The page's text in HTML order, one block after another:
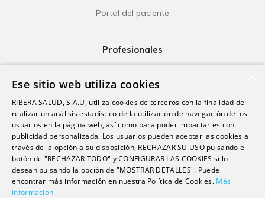
Portal del paciente
Profesionales
Investigación
Formación
Escuela universitaria
Trabaja con nosotros
Contacto
Ese sitio web utiliza cookies
RIBERA SALUD, S.A.U, utiliza cookies de terceros con la finalidad de
realizar un análisis estadístico de la utilización de navegación de los
usuarios en la página web, así como para poder impactarles con
publicidad personalizada. Los usuarios pueden aceptar las cookies a
través de la opción a su disposición, RECHAZAR SU USO pulsando el
botón de "RECHAZAR TODO" y CONFIGURAR LAS COOKIES si lo
desean pulsando la opción de "MOSTRAR DETALLES". Puede
encontrar más información en nuestra Política de Cookies. Más
información